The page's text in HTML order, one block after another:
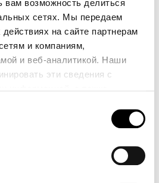
вам возможность делиться
сетях. Мы передаем
на сайте партнерам
и компаниям,
и веб-аналитикой. Наши
эти сведения с
- Pastello 8D64 - Pastello
8D58 - Pastello